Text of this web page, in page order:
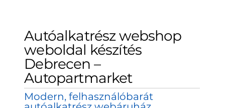
Autóalkatrész webshop
weboldal készítés
Debrecen –
Autopartmarket
Modern, felhasználóbarát